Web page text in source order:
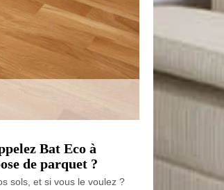
Bat Eco à
de parquet ?
sols, et si vous le voulez ?